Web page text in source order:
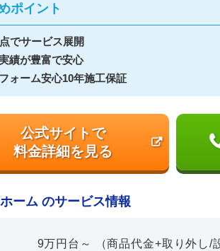
ポイント
でサービス展開
績が豊富で安心
ォーム安心10年施工保証
公式サイトで
料金詳細を見る
ーム のサービス情報
9万円台～ （商品代金+取り外し/